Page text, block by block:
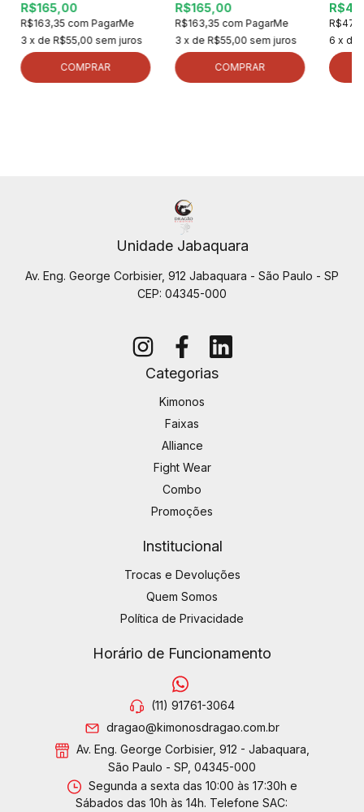
R$165,00
R$163,35 com PagarMe
3 x de R$55,00 sem juros
COMPRAR
R$165,00
R$163,35 com PagarMe
3 x de R$55,00 sem juros
COMPRAR
6 x de
Unidade Jabaquara
Av. Eng. George Corbisier, 912 Jabaquara - São Paulo - SP
CEP: 04345-000
Categorias
Kimonos
Faixas
Alliance
Fight Wear
Combo
Promoções
Institucional
Trocas e Devoluções
Quem Somos
Política de Privacidade
Horário de Funcionamento
(11) 91761-3064
dragao@kimonosdragao.com.br
Av. Eng. George Corbisier, 912 - Jabaquara,
São Paulo - SP, 04345-000
Segunda a sexta das 10:00 às 17:30h e
Sábados das 10h às 14h. Telefone SAC: